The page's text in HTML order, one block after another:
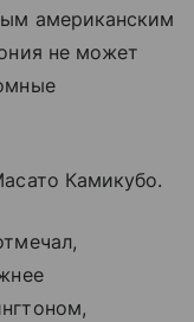
американским
не может
Камикубо.